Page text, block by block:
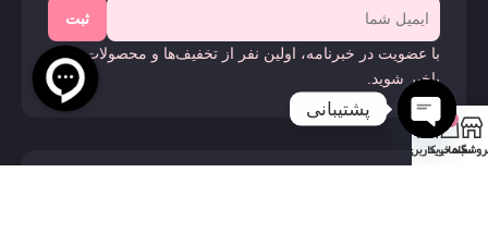
ثبت
با عضویت در خبرنامه، اولین نفر از تخفیف‌ها و محصولات جدید
باخبر شوید.
0
سبد خرید
حساب کاربری من
پشتیبانی
Open